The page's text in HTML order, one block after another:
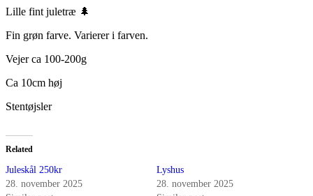
Lille fint juletræ 🌲
Fin grøn farve. Varierer i farven.
Vejer ca 100-200g
Ca 10cm høj
Stentøjsler
Related
Juleskål 250kr
28. november 2025
Lyshus
28. november 2025